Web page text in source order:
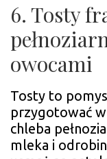
6. Tosty
owocami
Tosty to
przygotować
chleba
mleka i